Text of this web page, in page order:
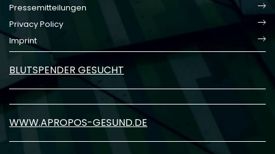
Pressemitteilungen
Privacy Policy
Imprint
BLUTSPENDER GESUCHT
WWW.APROPOS-GESUND.DE